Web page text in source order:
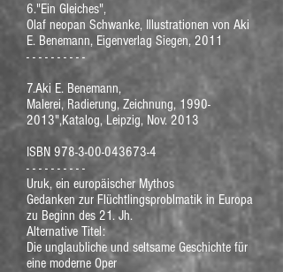
6."Ein Gleiches",
Olaf neopan Schwanke, Illustrationen von Aki
E. Benemann, Eigenverlag Siegen, 2011
- - - - - - - - - -
7.Aki E. Benemann,
Malerei, Radierung, Zeichnung, 1990-
2013",Katalog, Leipzig, Nov. 2013
ISBN 978-3-00-043673-4
- - - - - - - - - -
Uruk, ein europäischer Mythos
Gedanken zur Flüchtlingsproblmatik in Europa
zu Beginn des 21. Jh.
Alternative Titel:
Die unglaubliche und seltsame Geschichte für
eine moderne Oper